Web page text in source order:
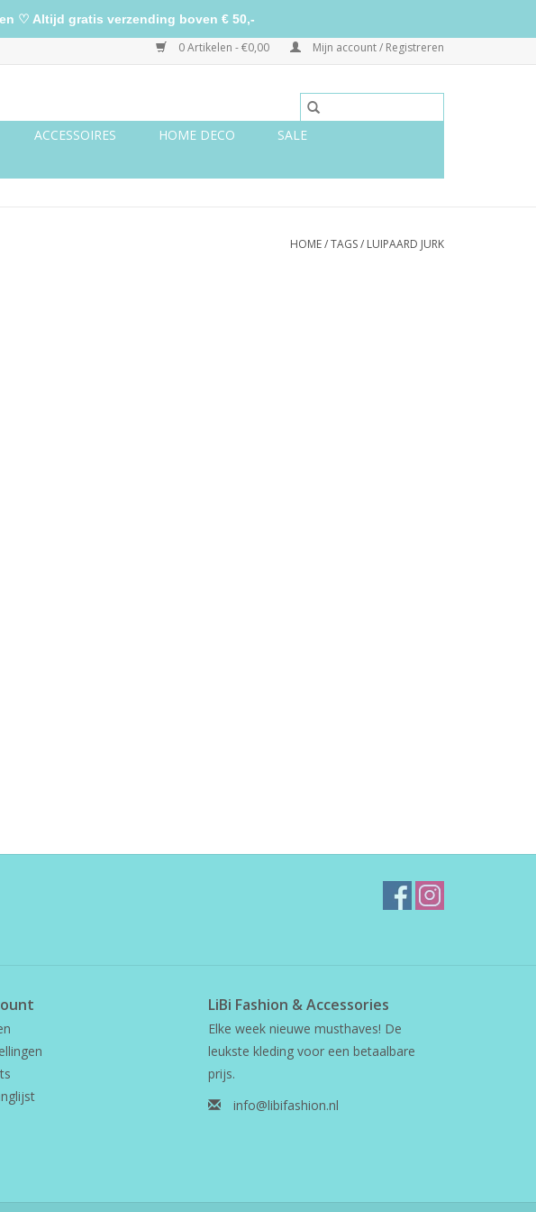
0 Artikelen - €0,00 Mijn account / Registreren
ACCESSOIRES HOME DECO
SALE
HOME/TAGS/ LUIPAARD JURK
LiBi Fashion & Accessories
Elke week nieuwe musthaves! De
leukste kleding voor een betaalbare
prijs.
info@libifashion.nl
♡ Altijd gratis verzending boven € 50,-